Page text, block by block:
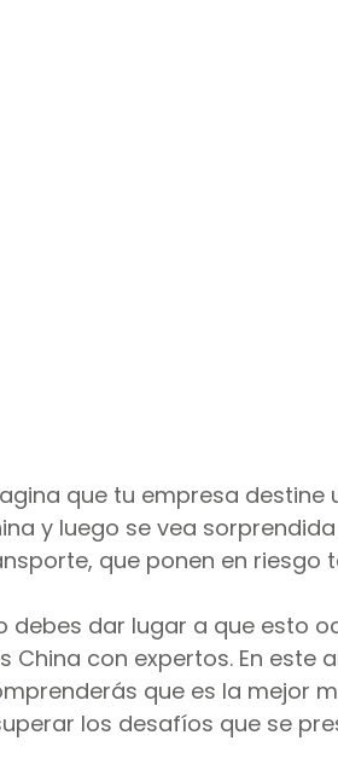
que tu empresa destine
y luego se vea
que ponen en riesgo
debes dar lugar a que esto
China con expertos. En este
que es la mejor
los desafíos que se